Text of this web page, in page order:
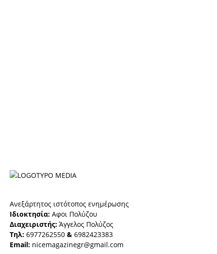
Ανεξάρτητος ιστότοπος ενημέρωσης
Ιδιοκτησία: Αφοι Πολύζου
Διαχειριστής: Άγγελος Πολύζος
Τηλ: 6977262550 & 6982423383
Email: nicemagazinegr@gmail.com